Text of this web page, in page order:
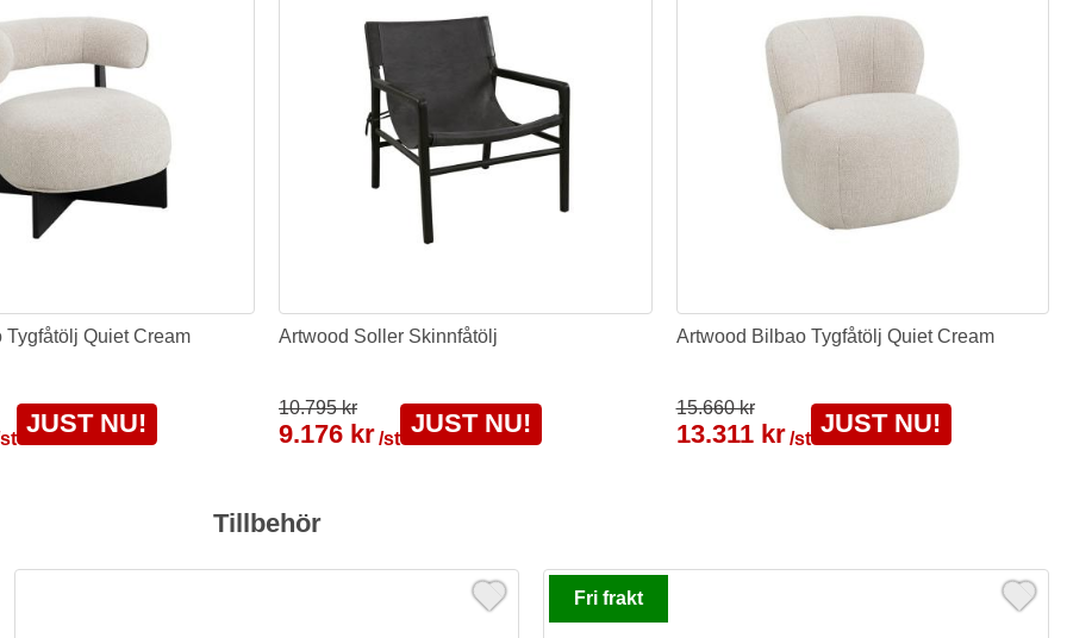
Tygfåtölj Quiet Cream
JUST NU!
Artwood Soller Skinnfåtölj
10.795 kr
9.176 kr/st
JUST NU!
Artwood Bilbao Tygfåtölj Quiet Cream
15.660 kr
13.311 kr /st
JUST NU!
Tillbehör
Fri frakt